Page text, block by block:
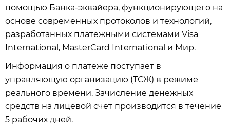
помощью Банка-эквайера, функционирующего на
основе современных протоколов и технологий,
разработанных платежными системами Visa
International, MasterCard International и Мир.
Информация о платеже поступает в
управляющую организацию (ТСЖ) в режиме
реального времени. Зачисление денежных
средств на лицевой счет производится в течение
5 рабочих дней.